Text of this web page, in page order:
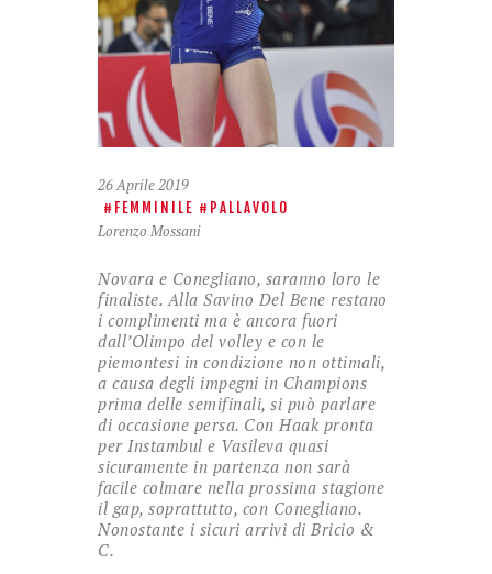
26 Aprile 2019
FEMMINILE PALLAVOLO
Lorenzo Mossani
Novara e Conegliano, saranno loro le
finaliste. Alla Savino Del Bene restano
i complimenti ma è ancora fuori
dall’Olimpo del volley e con le
piemontesi in condizione non ottimali,
a causa degli impegni in Champions
prima delle semifinali, si può parlare
di occasione persa. Con Haak pronta
per Instambul e Vasileva quasi
sicuramente in partenza non sarà
facile colmare nella prossima stagione
il gap, soprattutto, con Conegliano.
Nonostante i sicuri arrivi di Bricio &
C.